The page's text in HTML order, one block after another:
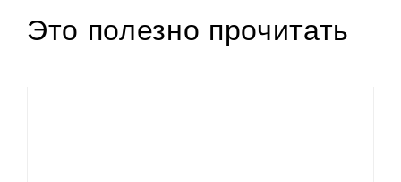
Это полезно прочитать